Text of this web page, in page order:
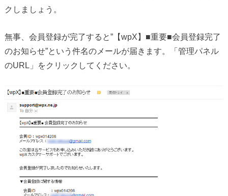
クしましょう。
無事、会員登録が完了すると”【wpX】■重要■会員登録完了
のお知らせ”という件名のメールが届きます。「管理パネル
のURL」をクリックしてください。